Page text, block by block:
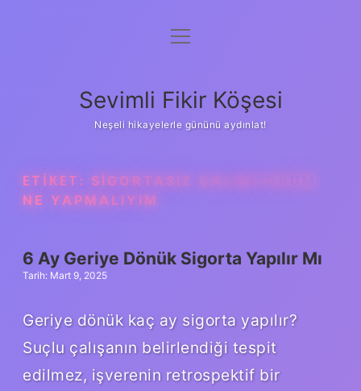
Anasayfa
Yasal Uyarı
menüyü
Sevimli Fikir Köşesi
Neşeli hikayelerle gününü aydınlat!
ETIKET: SIGORTASIZ ÇALIŞIYORUM
NE YAPMALIYIM
6 Ay Geriye Dönük Sigorta Yapılır Mı
Tarih: Mart 9, 2025
Geriye dönük kaç ay sigorta yapılır?
Suçlu çalışanın belirlendiği tespit
edilmez, işverenin retrospektif bir